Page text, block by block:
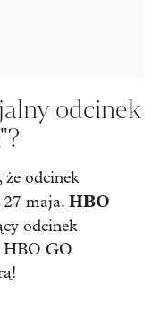
odcinek
odcinek
27 maja. HBO
odcinek
HBO GO